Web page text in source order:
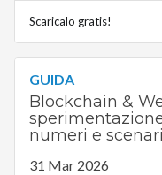
Scaricalo gratis!
GUIDA
Blockchain &
numeri e
31 Mar 2026